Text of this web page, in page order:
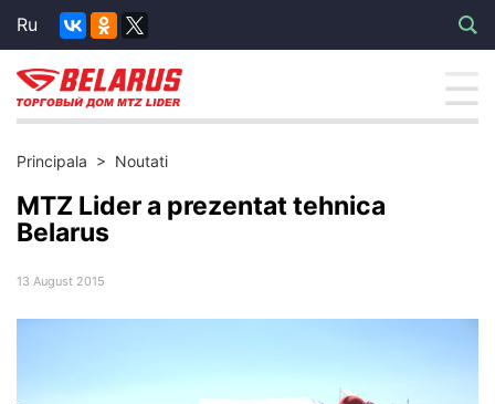
Ru
Principala > Noutati
MTZ Lider a prezentat tehnica
Belarus
13 August 2015